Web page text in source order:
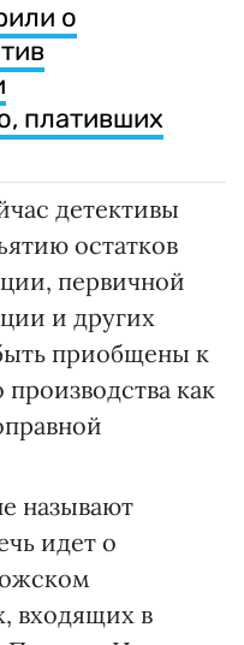
о
плативших
детективы
остатков
первичной
и других
приобщены к
как
называют
идет о
входящих в